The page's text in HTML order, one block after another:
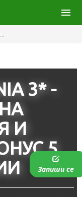
menu
Запиши се
3* -
И
5